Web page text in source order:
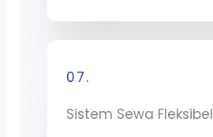
07.
Sistem Sewa Fleksibel